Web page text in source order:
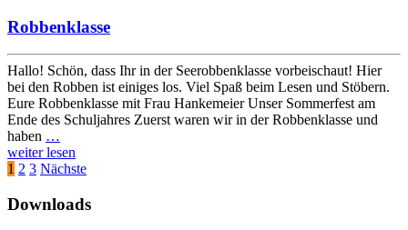
Robbenklasse
Hallo! Schön, dass Ihr in der Seerobbenklasse vorbeischaut! Hier
bei den Robben ist einiges los. Viel Spaß beim Lesen und Stöbern.
Eure Robbenklasse mit Frau Hankemeier Unser Sommerfest am
Ende des Schuljahres Zuerst waren wir in der Robbenklasse und
haben …
weiter lesen
Seitennummerierung
der
1 2 3 Nächste
Downloads